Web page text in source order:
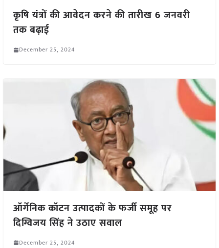
कृषि यंत्रों की आवेदन करने की तारीख 6 जनवरी
तक बढ़ाई
December 25, 2024
ऑर्गेनिक कॉटन उत्पादकों के फर्जी समूह पर
दिग्विजय सिंह ने उठाए सवाल
December 25, 2024